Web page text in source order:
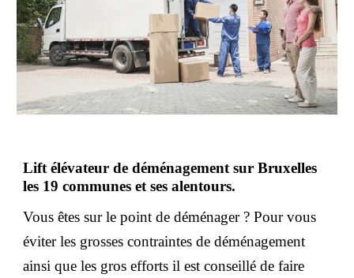
Lift élévateur de déménagement sur Bruxelles
les 19 communes et ses alentours.
Vous êtes sur le point de déménager ? Pour vous
éviter les grosses contraintes de déménagement
ainsi que les gros efforts il est conseillé de faire